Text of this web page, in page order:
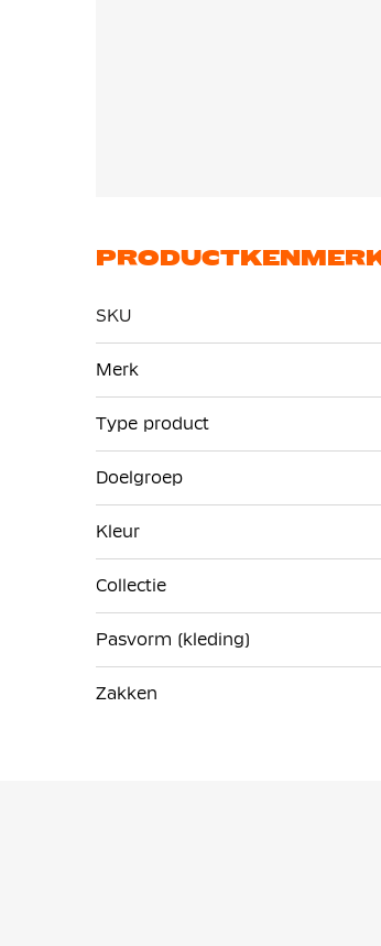
SKU
informatie
Merk
Type product
Doelgroep
Kleur
Collectie
Pasvorm (kleding)
Zakken